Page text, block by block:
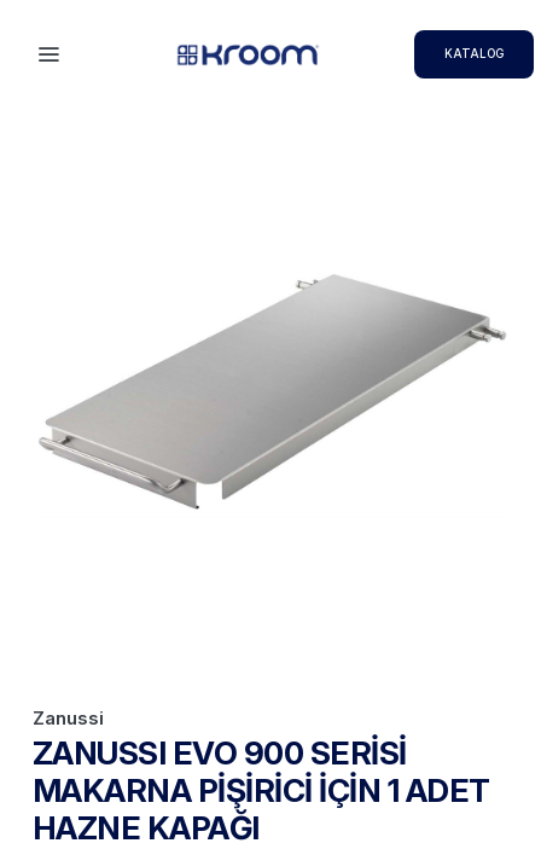
KATALOG
Zanussi
ZANUSSI EVO 900 SERİSİ
MAKARNA PİŞİRİCİ İÇİN 1 ADET
HAZNE KAPAĞI